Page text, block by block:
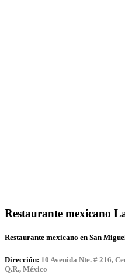
Restaurante mexicano
Restaurante mexicano en San
Dirección: 10 Avenida Nte. # 216,
Q.R., México